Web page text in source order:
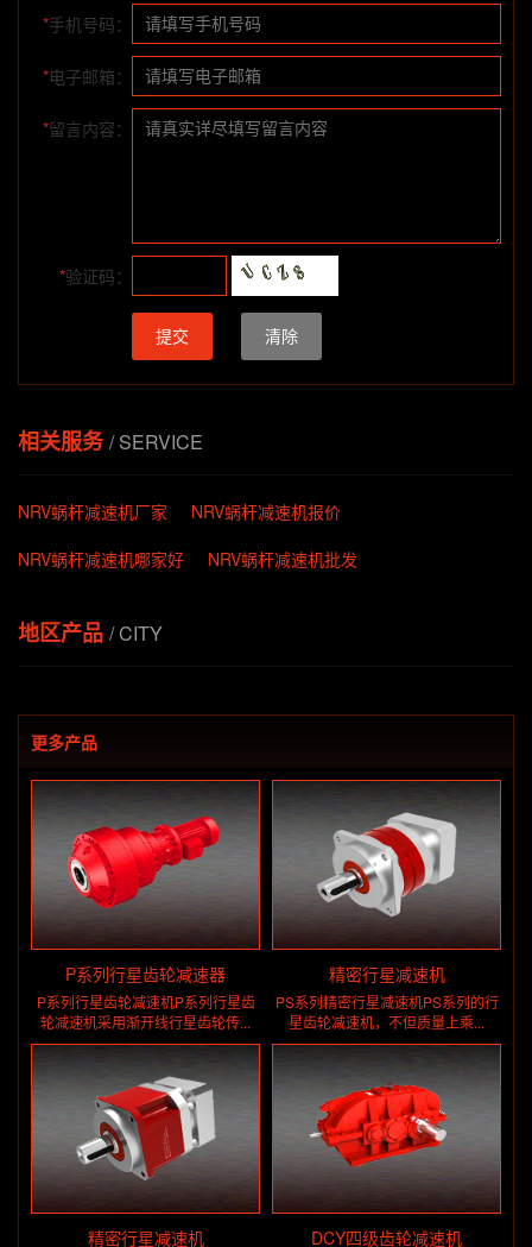
*手机号码：
*电子邮箱：
*留言内容：
*验证码：
提交 清除
相关服务/ SERVICE
NRV蜗杆减速机厂家
NRV蜗杆减速机报价
NRV蜗杆减速机哪家好
NRV蜗杆减速机批发
地区产品 / CITY
更多产品
P系列行星齿轮减速器
P系列行星齿轮减速机P系列行星齿
轮减速机采用渐开线行星齿轮传...
精密行星减速机
PS系列精密行星减速机PS系列的行
星齿轮减速机，不但质量上乘...
精密行星减速机 DCY四级齿轮减速机